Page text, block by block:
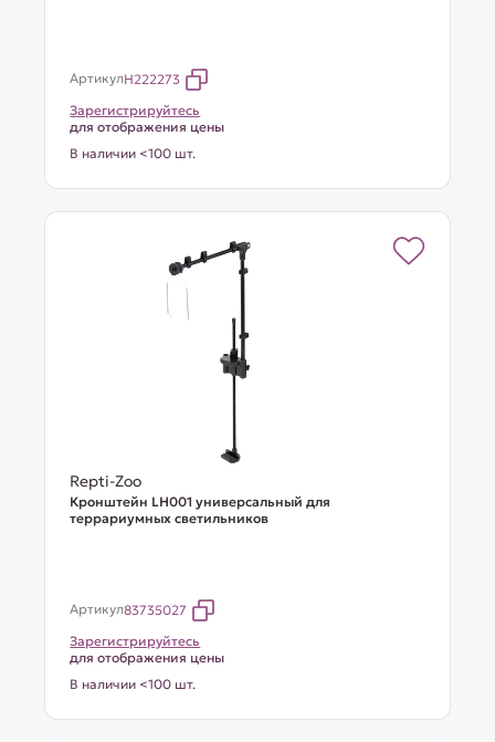
АртикулH222273
Зарегистрируйтесь
для отображения цены
В наличии <100 шт.
Repti-Zoo
Кронштейн LH001 универсальный для
террариумных светильников
Артикул83735027
Зарегистрируйтесь
для отображения цены
В наличии <100 шт.